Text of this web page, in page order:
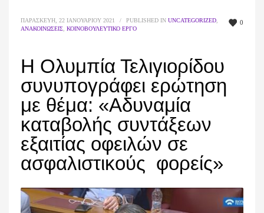
0
ΠΑΡΑΣΚΕΥΉ, 22 ΙΑΝΟΥΑΡΊΟΥ 2021 / PUBLISHED IN UNCATEGORIZED
ΑΝΑΚΟΙΝΏΣΕΙΣ ΚΟΙΝΟΒΟΥΛΕΥΤΙΚΌ ΈΡΓΟ
Η Ολυμπία Τελιγιορίδου
συνυπογράφει ερώτηση
με θέμα: «Αδυναμία
καταβολής συντάξεων
εξαιτίας οφειλών σε
ασφαλιστικούς φορείς»